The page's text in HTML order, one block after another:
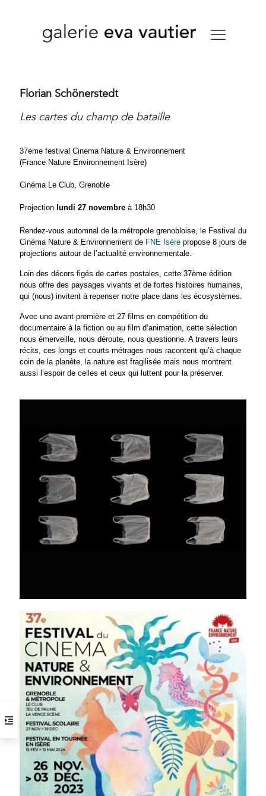
Florian Schönerstedt
Les cartes du champ de bataille
37ème festival Cinema Nature & Environnement
(France Nature Environnement Isère)
Cinéma Le Club, Grenoble
Projection lundi 27 novembre à 18h30
Rendez-vous automnal de la métropole grenobloise, le Festival du
Cinéma Nature & Environnement de FNE Isère propose 8 jours de
projections autour de l’actualité environnementale.
Loin des décors figés de cartes postales, cette 37ème édition
nous offre des paysages vivants et de fortes histoires humaines,
qui (nous) invitent à repenser notre place dans les écosystèmes.
Avec une avant-première et 27 films en compétition du
documentaire à la fiction ou au film d’animation, cette sélection
nous émerveille, nous déroute, nous questionne. A travers leurs
récits, ces longs et courts métrages nous racontent qu’à chaque
coin de la planète, la nature est fragilisée mais nous montrent
aussi l’espoir de celles et ceux qui luttent pour la préserver.